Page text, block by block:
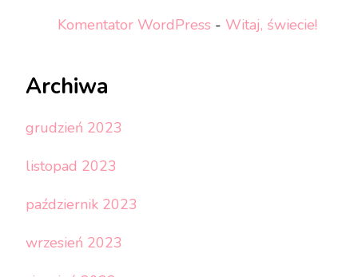
Komentator WordPress - Witaj, świecie!
Archiwa
grudzień 2023
listopad 2023
październik 2023
wrzesień 2023